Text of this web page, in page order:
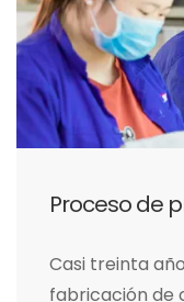
Proceso de
Casi treinta
fabricación de